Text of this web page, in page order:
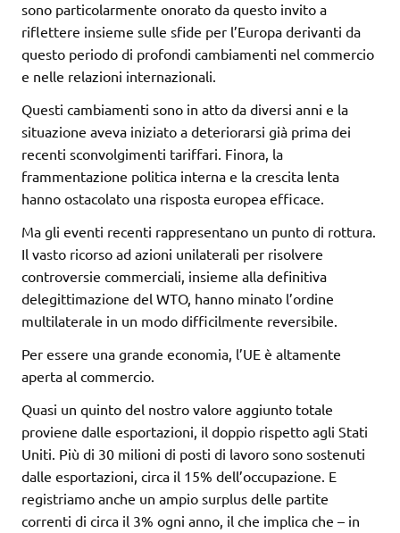
sono particolarmente onorato da questo invito a
riflettere insieme sulle sfide per l’Europa derivanti da
questo periodo di profondi cambiamenti nel commercio
e nelle relazioni internazionali.
Questi cambiamenti sono in atto da diversi anni e la
situazione aveva iniziato a deteriorarsi già prima dei
recenti sconvolgimenti tariffari. Finora, la
frammentazione politica interna e la crescita lenta
hanno ostacolato una risposta europea efficace.
Ma gli eventi recenti rappresentano un punto di rottura.
Il vasto ricorso ad azioni unilaterali per risolvere
controversie commerciali, insieme alla definitiva
delegittimazione del WTO, hanno minato l’ordine
multilaterale in un modo difficilmente reversibile.
Per essere una grande economia, l’UE è altamente
aperta al commercio.
Quasi un quinto del nostro valore aggiunto totale
proviene dalle esportazioni, il doppio rispetto agli Stati
Uniti. Più di 30 milioni di posti di lavoro sono sostenuti
dalle esportazioni, circa il 15% dell’occupazione. E
registriamo anche un ampio surplus delle partite
correnti di circa il 3% ogni anno, il che implica che – in